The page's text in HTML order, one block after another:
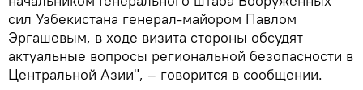
сил Узбекистана генерал-майором Павлом
Эргашевым, в ходе визита стороны обсудят
актуальные вопросы региональной безопасности в
Центральной Азии", – говорится в сообщении.